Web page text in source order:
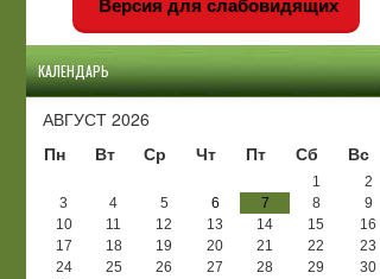
Версия для слабовидящих
КАЛЕНДАРЬ
АВГУСТ 2026
Пн
Вт Ср Чт Пт Сб Вс
1
2
3
4 5 6 7 8
9
10
11 12 13 14 15
16
17
18 19 20 21 22
23
24
25 26 27 28 29
30